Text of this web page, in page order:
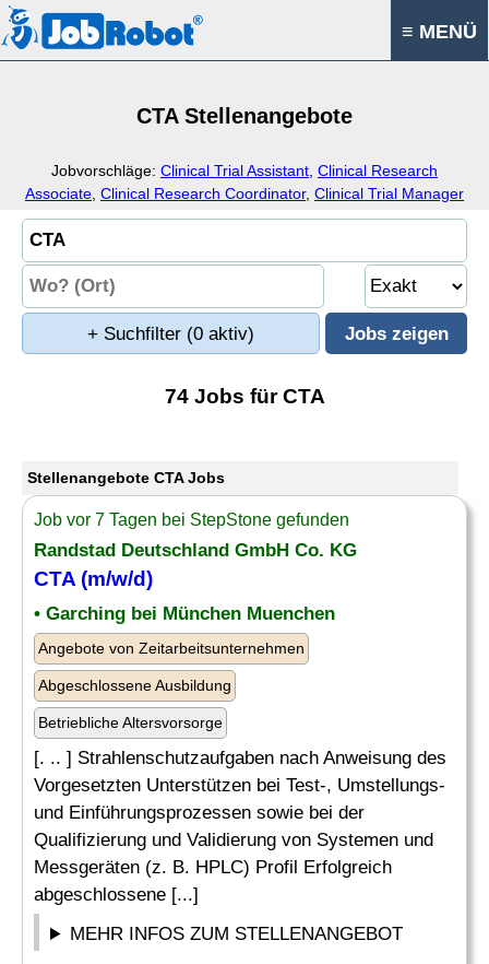
≡ MENÜ
CTA Stellenangebote
Jobvorschläge: Clinical Trial Assistant Clinical Research
Associate Clinical Research Coordinator, Clinical Trial Manager
+ Suchfilter (0 aktiv)
74 Jobs für CTA
Stellenangebote CTA Jobs
Job vor 7 Tagen bei StepStone gefunden
Randstad Deutschland GmbH Co. KG
CTA (m/w/d)
• Garching bei München Muenchen
Angebote von Zeitarbeitsunternehmen
Abgeschlossene Ausbildung
Betriebliche Altersvorsorge
[. .. ] Strahlenschutzaufgaben nach Anweisung des
Vorgesetzten Unterstützen bei Test-, Umstellungs-
und Einführungsprozessen sowie bei der
Qualifizierung und Validierung von Systemen und
Messgeräten (z. B. HPLC) Profil Erfolgreich
abgeschlossene [...]
MEHR INFOS ZUM STELLENANGEBOT